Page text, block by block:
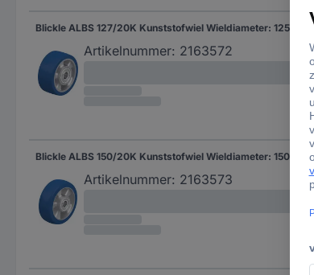
Blickle ALBS
Artikelnummer: 2163572
Blickle
Artikelnummer: 2163573